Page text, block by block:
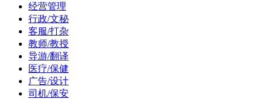
经营管理
行政/文秘
客服/打杂
教师/教授
导游/翻译
医疗/保健
广告/设计
司机/保安